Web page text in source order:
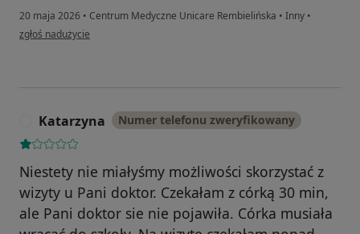
20 maja 2026 • Centrum Medyczne Unicare Rembielińska • Inny •
w opinii użytkownika Anita
zgłoś nadużycie
Katarzyna Numer telefonu zweryfikowany
Niestety nie miałyśmy możliwości skorzystać z
wizyty u Pani doktor. Czekałam z córką 30 min,
ale Pani doktor sie nie pojawiła. Córka musiała